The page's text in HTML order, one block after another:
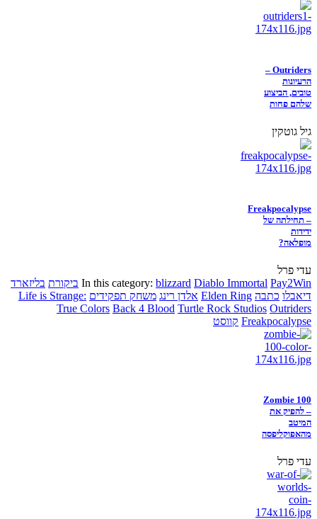
Outriders –
הרעיונות
טובים, הביצוע
שלהם פחות
גיל גוטקין
Freakpocalypse
– תחילתה של
ידידות
מופלאה?
עדי פרל
In this category: blizzard Diablo Immortal Pay2Win ביקורת בליזארד
דיאבלו כתבה Elden Ring אלדן רינג משחק תפקידים Life is Strange:
True Colors Back 4 Blood Turtle Rock Studios Outriders
Freakpocalypse קווסט
Zombie 100
– להפיק את
המיטב
מהאפוקליפסה
עדי פרל